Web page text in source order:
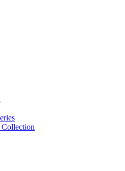
Collection